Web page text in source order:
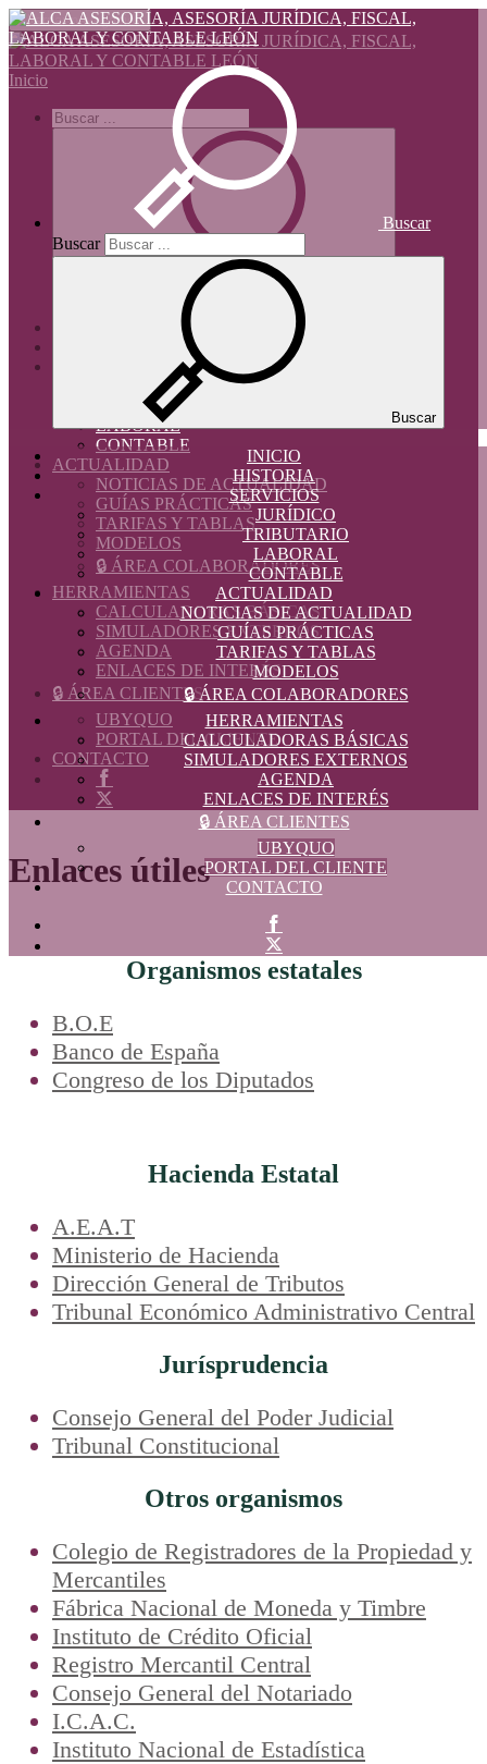
Buscar
Buscar
Buscar
INICIO
HISTORIA
SERVICIOS
JURÍDICO
TRIBUTARIO
LABORAL
CONTABLE
ACTUALIDAD
NOTICIAS DE ACTUALIDAD
GUÍAS PRÁCTICAS
TARIFAS Y TABLAS
MODELOS
🔒 ÁREA COLABORADORES
HERRAMIENTAS
CALCULADORAS BÁSICAS
SIMULADORES EXTERNOS
AGENDA
ENLACES DE INTERÉS
🔒 ÁREA CLIENTES
UBYQUO
PORTAL DEL CLIENTE
CONTACTO
Alternar navegación
Inicio
JURÍDICO
TRIBUTARIO
LABORAL
CONTABLE
ACTUALIDAD
NOTICIAS DE ACTUALIDAD
GUÍAS PRÁCTICAS
TARIFAS Y TABLAS
MODELOS
🔒 ÁREA COLABORADORES
HERRAMIENTAS
CALCULADORAS BÁSICAS
SIMULADORES EXTERNOS
AGENDA
ENLACES DE INTERÉS
🔒 ÁREA CLIENTES
UBYQUO
PORTAL DEL CLIENTE
CONTACTO
Enlaces útiles
Organismos estatales
B.O.E
Banco de España
Congreso de los Diputados
Hacienda Estatal
A.E.A.T
Ministerio de Hacienda
Dirección General de Tributos
Tribunal Económico Administrativo Central
Jurísprudencia
Consejo General del Poder Judicial
Tribunal Constitucional
Otros organismos
Colegio de Registradores de la Propiedad y
Mercantiles
Fábrica Nacional de Moneda y Timbre
Instituto de Crédito Oficial
Registro Mercantil Central
Consejo General del Notariado
I.C.A.C.
Instituto Nacional de Estadística